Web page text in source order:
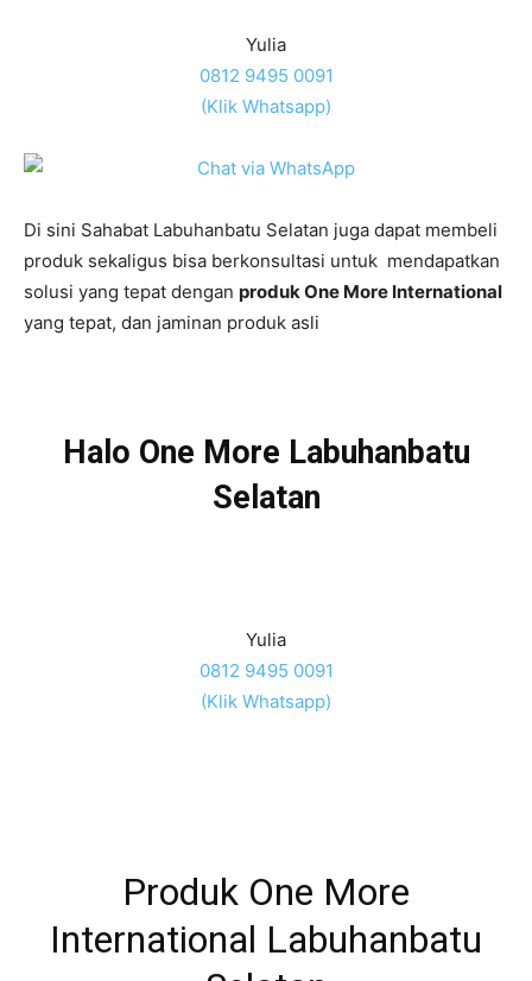
Yulia
0812 9495 0091
(Klik Whatsapp)
Di sini Sahabat Labuhanbatu Selatan juga dapat membeli
produk sekaligus bisa berkonsultasi untuk mendapatkan
solusi yang tepat dengan produk One More International
yang tepat, dan jaminan produk asli
Halo One More Labuhanbatu
Selatan
Yulia
0812 9495 0091
(Klik Whatsapp)
Produk One More
International Labuhanbatu